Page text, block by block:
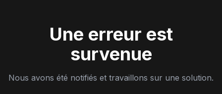
Une erreur est
survenue
Nous avons été notifiés et travaillons sur une solution.